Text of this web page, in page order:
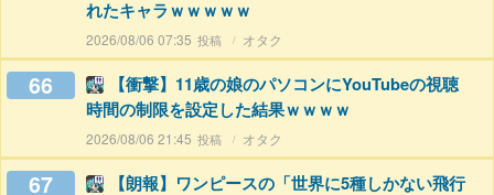
れたキャラｗｗｗｗｗ
2026/08/06 07:35 オタク
66
【衝撃】11歳の娘のパソコンにYouTubeの視聴
時間の制限を設定した結果ｗｗｗｗ
2026/08/06 21:45 オタク
67 【朗報】ワンピースの「世界に5種しかない飛行